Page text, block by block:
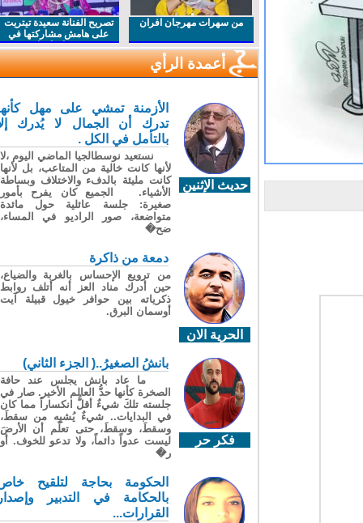
من سهرات مهرجان افران
تصريح الفنانة سعيدة تيتريت
على هامش مشاركتها في
مهرجان افران
أعمدة الرأي
حديث الإثنين
الأزمنة تمشي على مهل كأنها
تدرك أن الجمال لا يُدرك إلا
بالتأمل في الكل .
نستعيد نوسطالجيا الماضي اليوم ،لا
لأنها كانت خالية من المتاعب، بل لأنها
كانت مليئة بالدفء والاختلاف وبساطة
الأشياء. الجميع كان يفرح بأمور
صغيرة: جلسة عائلية حول مائدة
متواضعة، صور الراديو في المساء،
ضح�
الحرية الان
دمعة من ذاكرة
من ترويع الإحساس بالغربة والضياع،
حين أدرك مناد العز أنه أتلف روابط
ذكرياته بين حوافر خيول قبيلة آيت
أوسمان البرق.
فكر حر
بانشُ الصغيرُ..( الجزء الثاني)
ما عاد بانش يجلس عند حافة
الصخرة كأنها حدُّ العالم الأخير. صار في
جلسته تلكَ شيءٌ أقلُّ انكساراً مما كان
في البدايات.. شيءٌ يُشبِه من سقطَ،
وسقطَ، وسقطَ، حتى تعلّم أن الأرضَ
ليست عدواً دائماً، ولا تدعو للخوف. أو
ر�
الحكومة بحاجة لتلقيح خاص
بالحكامة في التدبير وإصدار
القرارات...